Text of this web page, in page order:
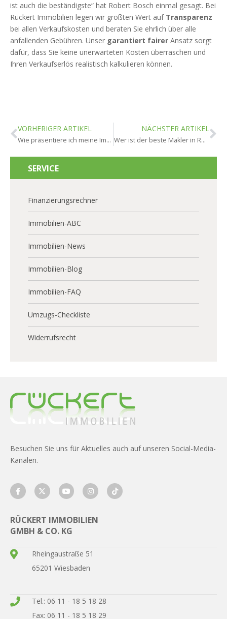
ist auch die beständigste“ hat Robert Bosch einmal gesagt. Bei
Rückert Immobilien legen wir größten Wert auf Transparenz
bei allen Verkaufskosten und beraten Sie ehrlich über alle
anfallenden Gebühren. Unser garantiert fairer Ansatz sorgt
dafür, dass Sie keine unerwarteten Kosten überraschen und
Ihren Verkaufserlös realistisch kalkulieren können.
VORHERIGER ARTIKEL
Wie präsentiere ich meine Immobilie optimal in Rheingau?
NÄCHSTER ARTIKEL
Wer ist der beste Makler in Rheingau?
SERVICE
Finanzierungsrechner
Immobilien-ABC
Immobilien-News
Immobilien-Blog
Immobilien-FAQ
Umzugs-Checkliste
Widerrufsrecht
Besuchen Sie uns für Aktuelles auch auf unseren Social-Media-
Kanälen.
RÜCKERT IMMOBILIEN
GMBH & CO. KG
Rheingaustraße 51
65201 Wiesbaden
Tel.: 06 11 - 18 5 18 28
Fax: 06 11 - 18 5 18 29